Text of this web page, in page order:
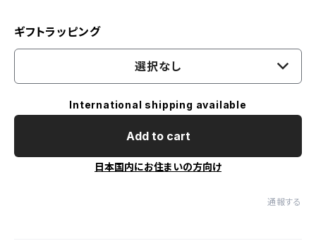
ギフトラッピング
選択なし
International shipping available
Add to cart
日本国内にお住まいの方向け
通報する